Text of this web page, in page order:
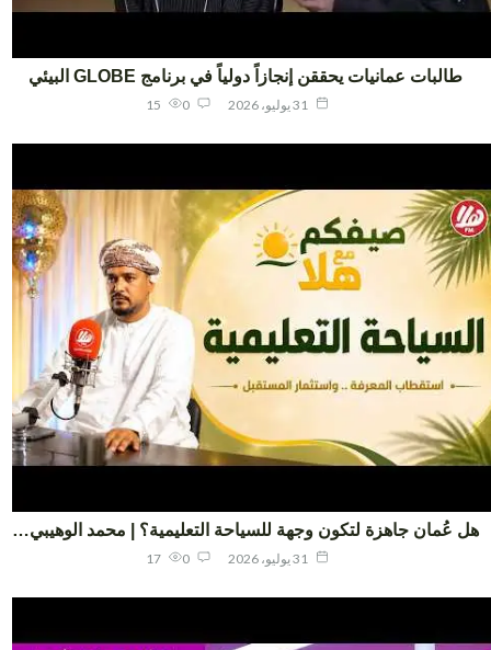
طالبات عمانيات يحققن إنجازاً دولياً في برنامج GLOBE البيئي
15
عُمان جاهزة لتكون وجهة للسياحة التعليمية؟ | محمد الوهيبي…
17